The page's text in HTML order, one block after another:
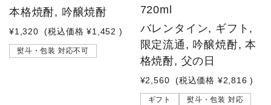
本格焼酎, 吟醸焼酎
¥1,320 (税込価格 ¥1,452 )
熨斗・包装 対応不可
720ml
バレンタイン, ギフト,
限定流通, 吟醸焼酎, 本
格焼酎, 父の日
¥2,560 (税込価格 ¥2,816 )
ギフト 熨斗・包装 対応